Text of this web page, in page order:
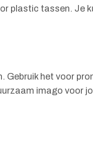
plastic tassen. Je
Gebruik het voor
imago voor